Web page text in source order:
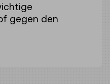
gegen den